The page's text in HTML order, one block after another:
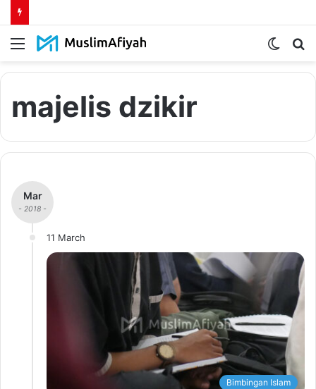
Menu
Switch
majelis dzikir
Mar
- 2018 -
11 March
Bimbingan Islam